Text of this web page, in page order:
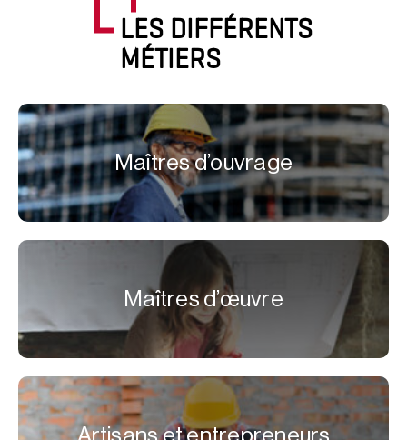
LES DIFFÉRENTS
MÉTIERS
Maîtres d’ouvrage
Maîtres d’œuvre
Artisans et entrepreneurs